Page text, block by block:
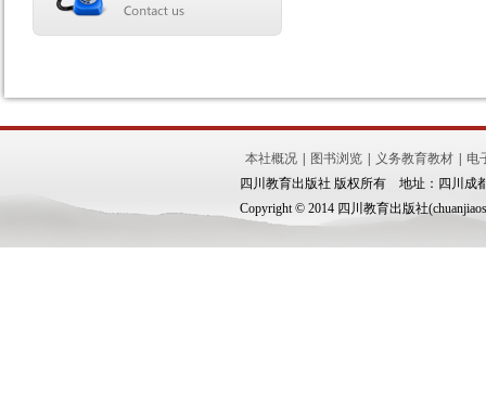
本社概况 图书浏览 义务教育教材
电
四川教育出版社 版权所有 地址：四川成
Copyright © 2014 四川教育出版社